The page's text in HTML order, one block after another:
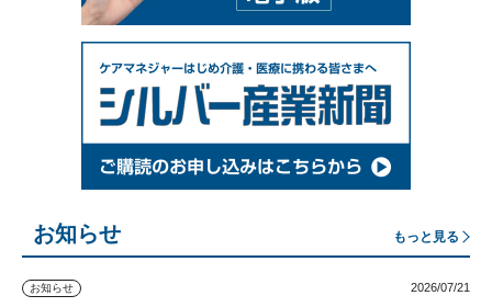
お知らせ もっと見る
お知らせ 2026/07/21